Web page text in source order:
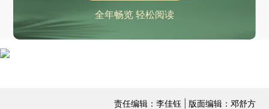
全年畅览 轻松阅读
责任编辑：李佳钰 | 版面编辑：邓舒方